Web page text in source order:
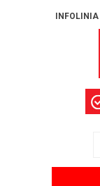
INFOLINIA